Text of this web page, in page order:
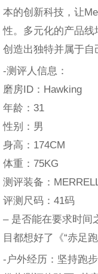
本的创新科技，让
性。多元化的产品线
创造出独特并属于自
-测评人信息：
磨房ID：Hawking
年龄：31
性别：男
身高：174CM
体重：75KG
测评装备：
评测尺码：41码
– 是否能在要求时间
目都想好了《“赤足
-户外经历：坚持跑